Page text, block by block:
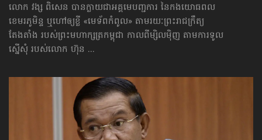
លោក វង្ស ពិសេន បានក្លាយជាអគ្គមេបញ្ជការ នៃកងយោធពល
ខេមរភូមិន្ទ ឬហៅឲ្យខ្លី «មេទ័ព​កំពូល» តាមរយៈព្រះរាជក្រឹត្យ
តែងតាំង របស់ព្រះមហាក្សត្រកម្ពុជា កាលពីម្សិលម៉ិញ តាមការទូល
ស្នើសុំ របស់លោក ហ៊ុន ...